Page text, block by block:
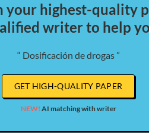
your highest-quality
writer to help
“ Dosificación de drogas ”
GET HIGH-QUALITY PAPER
NEW! AI matching with writer